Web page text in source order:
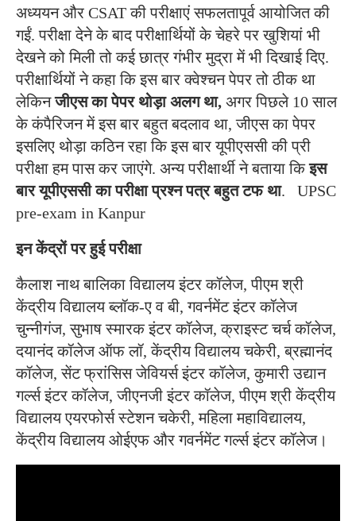
अध्ययन और CSAT की परीक्षाएं सफलतापूर्व आयोजित की
गईं. परीक्षा देने के बाद परीक्षार्थियों के चेहरे पर खुशियां भी
देखने को मिली तो कई छात्र गंभीर मुद्रा में भी दिखाई दिए.
परीक्षार्थियों ने कहा कि इस बार क्वेश्चन पेपर तो ठीक था
लेकिनजीएस का पेपर थोड़ा अलग था, अगर पिछले 10 साल
के कंपैरिजन में इस बार बहुत बदलाव था, जीएस का पेपर
इसलिए थोड़ा कठिन रहा कि इस बार यूपीएससी की प्री
परीक्षा हम पास कर जाएंगे. अन्य परीक्षार्थी ने बताया किइस
बार यूपीएससी का परीक्षा प्रश्न पत्र बहुत टफ था. UPSC
pre-exam in Kanpur
इनकेंद्रोंपरहुईपरीक्षा
कैलाश नाथ बालिका विद्यालय इंटर कॉलेज, पीएम श्री
केंद्रीय विद्यालय ब्लॉक-ए व बी, गवर्नमेंट इंटर कॉलेज
चुन्नीगंज, सुभाष स्मारक इंटर कॉलेज, क्राइस्ट चर्च कॉलेज,
दयानंद कॉलेज ऑफ लॉ, केंद्रीय विद्यालय चकेरी, ब्रह्मानंद
कॉलेज, सेंट फ्रांसिस जेवियर्स इंटर कॉलेज, कुमारी उद्यान
गर्ल्स इंटर कॉलेज, जीएनजी इंटर कॉलेज, पीएम श्री केंद्रीय
विद्यालय एयरफोर्स स्टेशन चकेरी, महिला महाविद्यालय,
केंद्रीय विद्यालय ओईएफ और गवर्नमेंट गर्ल्स इंटर कॉलेज।